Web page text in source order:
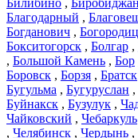
Билибино , Биробиджан
Благодарный ,
Богданович ,
Бокситогорск , Болгар ,
, Большой Камень , Бор
Боровск , Борзя , Братск
Бугульма , Бугуруслан ,
Буйнакск , Бузулук ,
Чайковский , Чебаркуль
, Челябинск , Чердынь ,